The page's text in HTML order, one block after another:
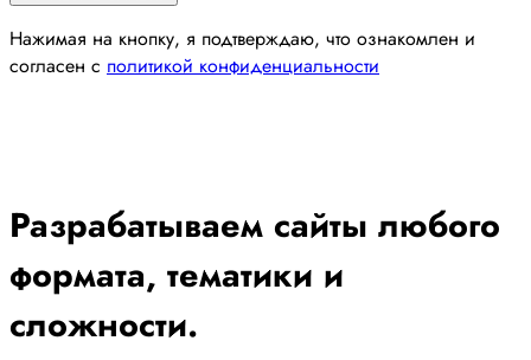
Нажимая на кнопку, я подтверждаю, что ознакомлен и
согласен с политикой конфиденциальности
Разрабатываем сайты любого
формата, тематики и
сложности.